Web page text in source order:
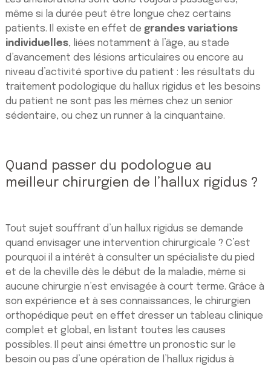
même si la durée peut être longue chez certains
patients. Il existe en effet de grandes variations
individuelles, liées notamment à l’âge, au stade
d’avancement des lésions articulaires ou encore au
niveau d’activité sportive du patient : les résultats du
traitement podologique du hallux rigidus et les besoins
du patient ne sont pas les mêmes chez un senior
sédentaire, ou chez un runner à la cinquantaine.
Quand passer du podologue au
meilleur chirurgien de l’hallux rigidus ?
Tout sujet souffrant d’un hallux rigidus se demande
quand envisager une intervention chirurgicale ? C’est
pourquoi il a intérêt à consulter un spécialiste du pied
et de la cheville dès le début de la maladie, même si
aucune chirurgie n’est envisagée à court terme. Grâce à
son expérience et à ses connaissances, le chirurgien
orthopédique peut en effet dresser un tableau clinique
complet et global, en listant toutes les causes
possibles. Il peut ainsi émettre un pronostic sur le
besoin ou pas d’une opération de l’hallux rigidus à